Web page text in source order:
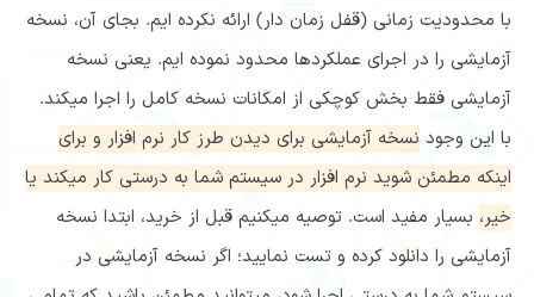
با محدودیت زمانی (قفل زمان دار) ارائه نکرده ایم. بجای آن، نسخه
آزمایشی را در اجرای عملکردها محدود نموده ایم. یعنی نسخه
آزمایشی فقط بخش کوچکی از امکانات نسخه کامل را اجرا میکند.
با این وجود نسخه آزمایشی برای دیدن طرز کار نرم افزار و برای
اینکه مطمئن شوید نرم افزار در سیستم شما به درستی کار میکند یا
خیر، بسیار مفید است. توصیه میکنیم قبل از خرید، ابتدا نسخه
آزمایشی را دانلود کرده و تست نمایید؛ اگر نسخه آزمایشی در